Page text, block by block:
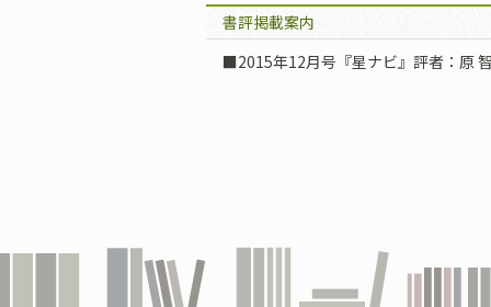
書評掲載案内
■2015年12月号『星ナビ』評者：原